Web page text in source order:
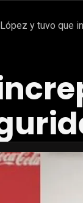
y tuvo que